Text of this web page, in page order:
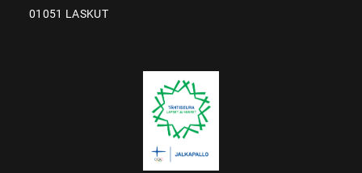
01051 LASKUT